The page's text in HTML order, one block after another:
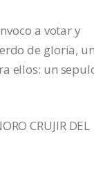
a votar y
de gloria, un
ellos: un
CRUJIR DEL